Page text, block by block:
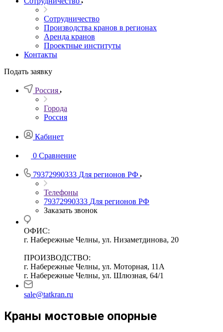
Сотрудничество
Производства кранов в регионах
Аренда кранов
Проектные институты
Контакты
Подать заявку
Россия
Города
Россия
Кабинет
0 Сравнение
79372990333 Для регионов РФ
Телефоны
79372990333 Для регионов РФ
Заказать звонок
ОФИС:
г. Набережные Челны, ул. Низаметдинова, 20
ПРОИЗВОДСТВО:
г. Набережные Челны, ул. Моторная, 11А
г. Набережные Челны, ул. Шлюзная, 64/1
sale@tatkran.ru
Краны мостовые опорные